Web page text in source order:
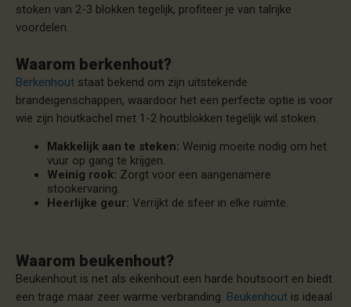
stoken van 2-3 blokken tegelijk, profiteer je van talrijke
voordelen.
Waarom berkenhout?
Berkenhout staat bekend om zijn uitstekende
brandeigenschappen, waardoor het een perfecte optie is voor
wie zijn houtkachel met 1-2 houtblokken tegelijk wil stoken.
Makkelijk aan te steken: Weinig moeite nodig om het
vuur op gang te krijgen.
Weinig rook: Zorgt voor een aangenamere
stookervaring.
Heerlijke geur: Verrijkt de sfeer in elke ruimte.
Waarom beukenhout?
Beukenhout is net als eikenhout een harde houtsoort en biedt
een trage maar zeer warme verbranding. Beukenhout is ideaal